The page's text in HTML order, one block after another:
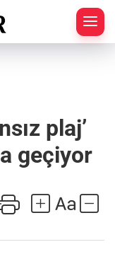
plaj’
geçiyor